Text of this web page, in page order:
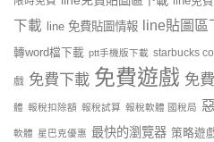
下載
line 免費貼圖情報 line貼圖區
轉word檔下載 ptt手機版下載 starbucks
戲 免費下載 免費遊戲 免
體 報稅扣除額 報稅試算 報稅軟體 國稅局
軟體 星巴克優惠 最快的瀏覽器 策略遊